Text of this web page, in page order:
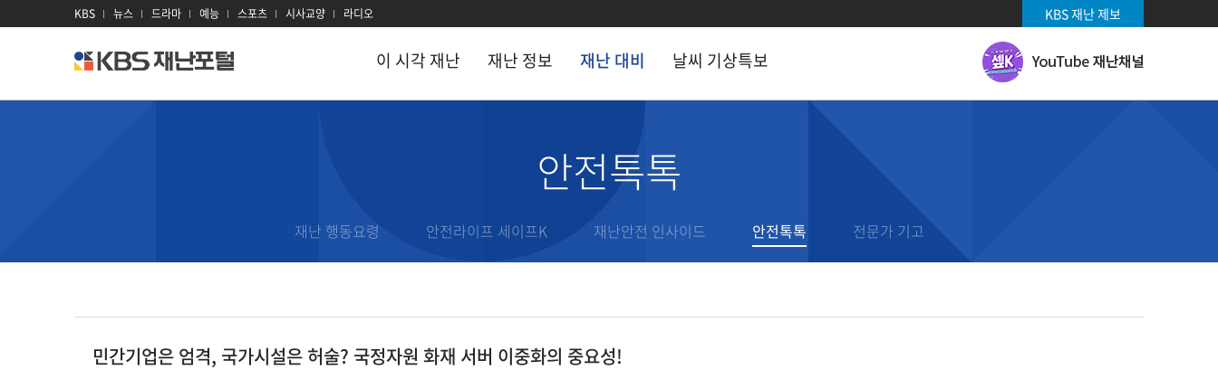
KBS 뉴스 드라마 예능 스포츠 시사교양 라디오 KBS 재난 제보
kbs
재
이 시각 재난 재난 정보 재난 대비 날씨 기상특보
유
투
브
재
호우
산사태
감염병
전력
재난문자
과거 재난기록
재난 유관기관
재난 행동요령
안전라이프 세이프K
재난안전 인사이드
날씨영상
기상특보
안전톡톡
재난 행동요령 안전라이프 세이프K 재난안전 인사이드 안전톡톡 전문가 기고
민간기업은 엄격, 국가시설은 허술? 국정자원 화재 서버 이중화의 중요성!